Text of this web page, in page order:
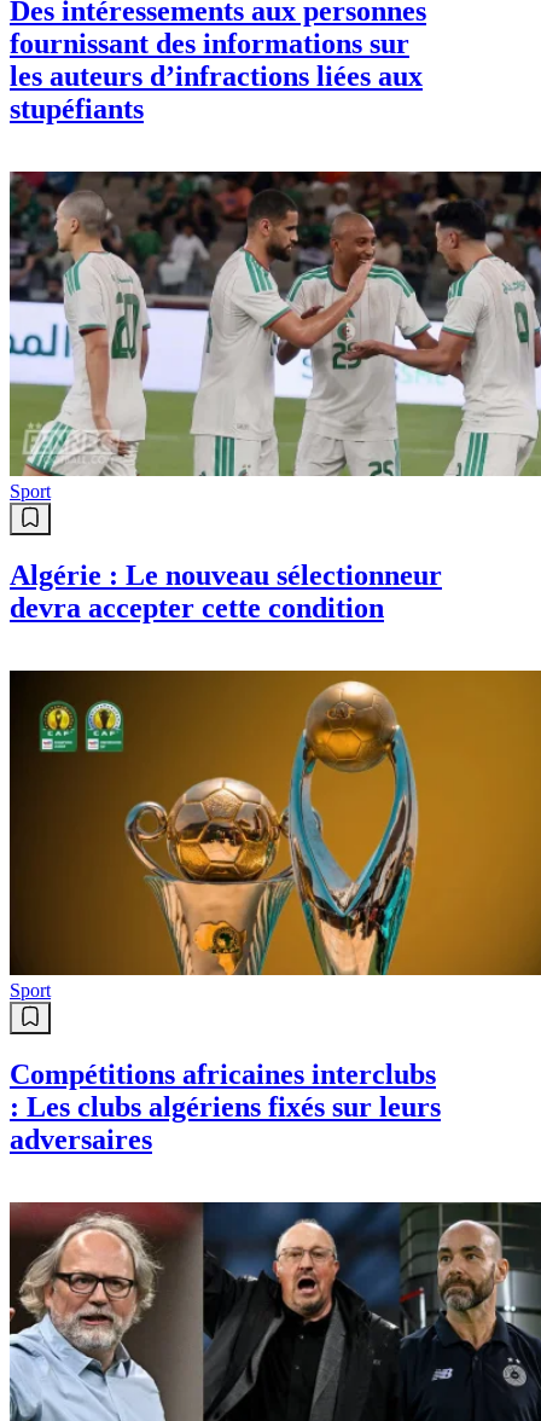
Des intéressements aux personnes
fournissant des informations sur
les auteurs d’infractions liées aux
stupéfiants
Sport
Algérie : Le nouveau sélectionneur
devra accepter cette condition
Sport
Compétitions africaines interclubs
: Les clubs algériens fixés sur leurs
adversaires